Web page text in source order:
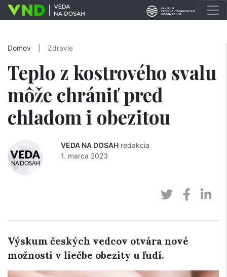
Domov Zdravie
Teplo z kostrového svalu
môže chrániť pred
chladom i obezitou
VEDA NA DOSAH redakcia
1. marca 2023
Výskum českých vedcov otvára nové
možnosti v liečbe obezity u ľudí.